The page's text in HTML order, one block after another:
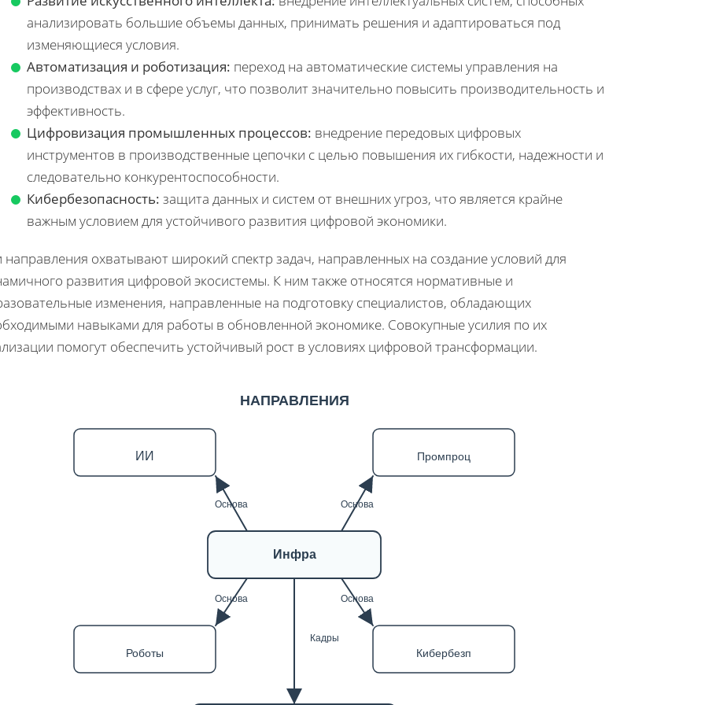
анализировать большие объемы данных, принимать решения и адаптироваться под
изменяющиеся условия.
Автоматизация и роботизация: переход на автоматические системы управления на
производствах и в сфере услуг, что позволит значительно повысить производительность и
эффективность.
Цифровизация промышленных процессов: внедрение передовых цифровых
инструментов в производственные цепочки с целью повышения их гибкости, надежности и
следовательно конкурентоспособности.
Кибербезопасность: защита данных и систем от внешних угроз, что является крайне
важным условием для устойчивого развития цифровой экономики.
направления охватывают широкий спектр задач, направленных на создание условий для
развития цифровой экосистемы. К ним также относятся нормативные и
изменения, направленные на подготовку специалистов, обладающих
навыками для работы в обновленной экономике. Совокупные усилия по их
помогут обеспечить устойчивый рост в условиях цифровой трансформации.
НАПРАВЛЕНИЯ
ИИ Промпроц
Инфра
Роботы Кибербезп
Основа Основа
Основа Основа
Кадры